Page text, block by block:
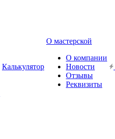
Калькулятор
О мастерской
О компании
Новости
Отзывы
Реквизиты